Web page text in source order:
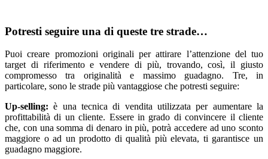
Potresti seguire una di queste tre strade…
Puoi creare promozioni originali per attirare l’attenzione del tuo
target di riferimento e vendere di più, trovando, così, il giusto
compromesso tra originalità e massimo guadagno. Tre, in
particolare, sono le strade più vantaggiose che potresti seguire:
Up-selling: è una tecnica di vendita utilizzata per aumentare la
profittabilità di un cliente. Essere in grado di convincere il cliente
che, con una somma di denaro in più, potrà accedere ad uno sconto
maggiore o ad un prodotto di qualità più elevata, ti garantisce un
guadagno maggiore.